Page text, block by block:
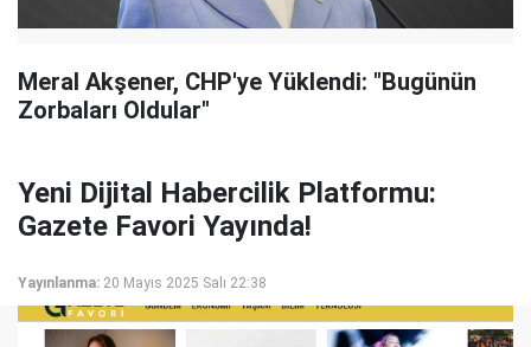
Meral Akşener, CHP'ye Yüklendi: "Bugünün
Zorbaları Oldular"
Yeni Dijital Habercilik Platformu:
Gazete Favori Yayında!
Yayınlanma: 20 Mayıs 2025 Salı 22:38